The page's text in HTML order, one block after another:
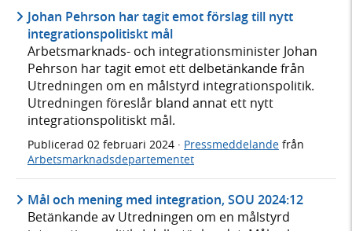
Johan Pehrson har tagit emot förslag till nytt
integrationspolitiskt mål
Arbetsmarknads- och integrationsminister Johan
Pehrson har tagit emot ett delbetänkande från
Utredningen om en målstyrd integrationspolitik.
Utredningen föreslår bland annat ett nytt
integrationspolitiskt mål.
Publicerad 02 februari 2024 · Pressmeddelande från
Arbetsmarknadsdepartementet
Mål och mening med integration, SOU 2024:12
Betänkande av Utredningen om en målstyrd